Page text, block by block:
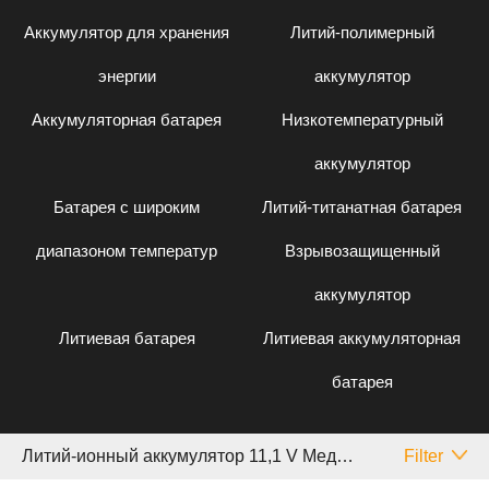
Аккумулятор для хранения
энергии
Литий-полимерный
аккумулятор
Аккумуляторная батарея Низкотемпературный
аккумулятор
Батарея с широким
диапазоном температур
Литий-титанатная батарея
Взрывозащищенный
аккумулятор
Литиевая батарея Литиевая аккумуляторная
батарея
Литий-ионный аккумулятор 11,1 V Медицинское Filter